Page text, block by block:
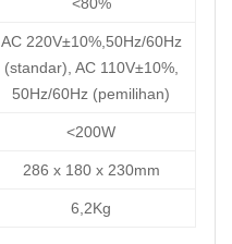
AC 220V±10%,50Hz/60Hz
(standar), AC 110V±10%,
50Hz/60Hz (pemilihan)
<200W
286 x 180 x 230mm
6,2Kg